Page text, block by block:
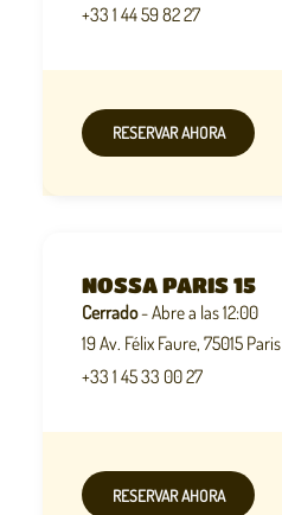
+33 1 44 59 82 27
RESERVAR AHORA
NOSSA PARIS 15
Cerrado- Abre a las 12:00
19 Av. Félix Faure, 75015 Paris
+33 1 45 33 00 27
RESERVAR AHORA